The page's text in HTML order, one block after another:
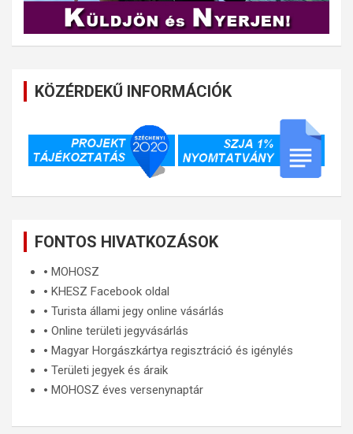
KÖZÉRDEKŰ INFORMÁCIÓK
FONTOS HIVATKOZÁSOK
🞄 MOHOSZ
🞄 KHESZ Facebook oldal
🞄 Turista állami jegy online vásárlás
🞄 Online területi jegyvásárlás
🞄 Magyar Horgászkártya regisztráció és igénylés
🞄 Területi jegyek és áraik
🞄 MOHOSZ éves versenynaptár